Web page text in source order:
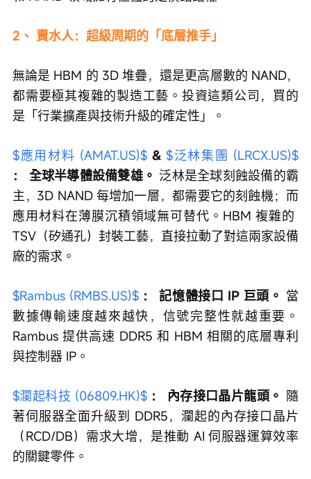
2、 賣水人：超級周期的「底層推手」
無論是 HBM 的 3D 堆疊，還是更高層數的 NAND，
都需要極其複雜的製造工藝。投資這類公司，買的
是「行業擴產與技術升級的確定性」。
$應用材料 (AMAT.US)$ & $泛林集團 (LRCX.US)$
：
全球半導體設備雙雄。 泛林是全球刻蝕設備的霸
主，3D NAND 每增加一層，都需要它的刻蝕機；而
應用材料在薄膜沉積領域無可替代。HBM 複雜的
TSV（矽通孔）封裝工藝，直接拉動了對這兩家設備
廠的需求。
$Rambus (RMBS.US)$ ： 記憶體接口 IP 巨頭。 當
數據傳輸速度越來越快，信號完整性就越重要。
Rambus 提供高速 DDR5 和 HBM 相關的底層專利
與控制器 IP。
$瀾起科技 (06809.HK)$ ： 內存接口晶片龍頭。 隨
著伺服器全面升級到 DDR5，瀾起的內存接口晶片
（RCD/DB）需求大增，是推動 AI 伺服器運算效率
的關鍵零件。